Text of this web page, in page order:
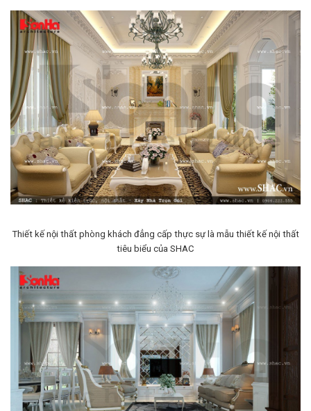
Thiết kế nội thất phòng khách đẳng cấp thực sự là mẫu thiết kế nội thất
tiêu biểu của SHAC